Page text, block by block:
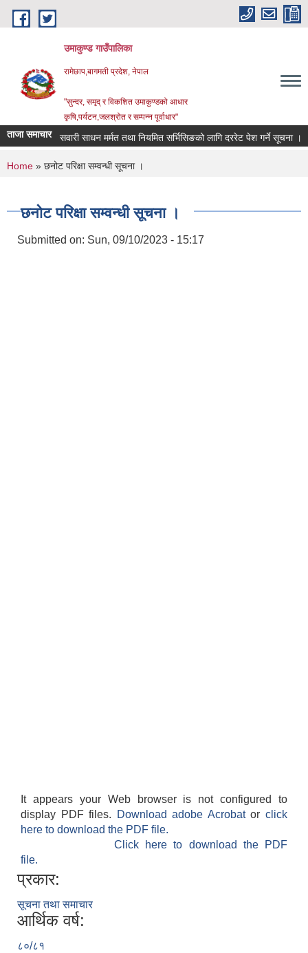
Skip to main content
उमाकुण्ड गाउँपालिका
रामेछाप,बागमती प्रदेश, नेपाल
"सुन्दर, समृद् र विकशित उमाकुण्डको आधार
कृषि,पर्यटन,जलश्रोत र सम्पन्न पूर्वाधार"
ताजा समाचारसवारी साधन मर्मत तथा नियमित सर्भिसिङको लागि दररेट पेश गर्ने सूचना ।
You are here
Home » छनोट परिक्षा सम्वन्धी सूचना ।
छनोट परिक्षा सम्वन्धी सूचना ।
Submitted on: Sun, 09/10/2023 - 15:17
It appears your Web browser is not configured to
display PDF files.
Download adobe Acrobatorclick
here to download the PDF file.
Click here to download the PDF
file.
प्रकार:
सूचना तथा समाचार
आर्थिक वर्ष:
८०/८१